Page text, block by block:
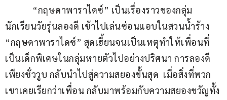
“กฤษดาพาราไดซ์” เป็นเรื่องราวของกลุ่ม
นักเรียนวัยรุ่นลองดี เข้าไปเล่นซ่อนแอบในสวนน้ำร้าง
“กฤษดาพาราไดซ์” สุดเฮี้ยนจนเป็นเหตุทำให้เพื่อนที่
เป็นเด็กพิเศษในกลุ่มหายตัวไปอย่างปริศนา การลองดี
เพียงชั่ววูบ กลับนำไปสู่ความสยองขั้นสุด  เมื่อสิ่งที่พวก
เขาเคยเรียกว่าเพื่อน กลับมาพร้อมกับความสยองขวัญทั้ง